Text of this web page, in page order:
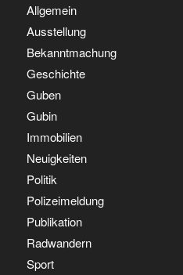
Allgemein
Ausstellung
Bekanntmachung
Geschichte
Guben
Gubin
Immobilien
Neuigkeiten
Politik
Polizeimeldung
Publikation
Radwandern
Sport